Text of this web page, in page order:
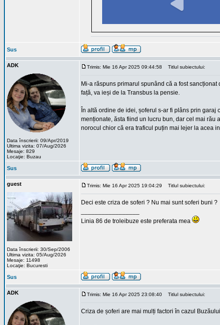
Sus
ADK
Data înscrierii: 09/Apr/2019
Ultima vizita: 07/Aug/2026
Mesaje: 829
Locaţie: Buzau
Trimis: Mie 16 Apr 2025 09:44:58 Titlul subiectului:
Mi-a răspuns primarul spunând că a fost
față, va ieși de la Transbus la pensie.
În altă ordine de idei, șoferul s-ar fi plâns prin
menționate, ăsta fiind un lucru bun, dar cel mai rău
norocul chior că era traficul puțin mai lejer la acea
Sus
guest
Data înscrierii: 30/Sep/2006
Ultima vizita: 05/Aug/2026
Mesaje: 11498
Locaţie: Bucuresti
Trimis: Mie 16 Apr 2025 19:04:29 Titlul subiectului:
Deci este criza de soferi ? Nu mai sunt soferi buni ?
Linia 86 de troleibuze este preferata mea
Sus
ADK Trimis: Mie 16 Apr 2025 23:08:40 Titlul subiectului:
Criza de șoferi are mai mulți factori în cazul